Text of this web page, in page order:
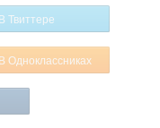
В Твиттере
В Одноклассниках